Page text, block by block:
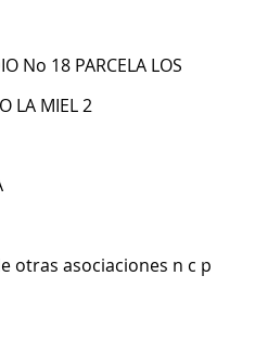
No 18 PARCELA LOS
LA MIEL 2
otras asociaciones n c p